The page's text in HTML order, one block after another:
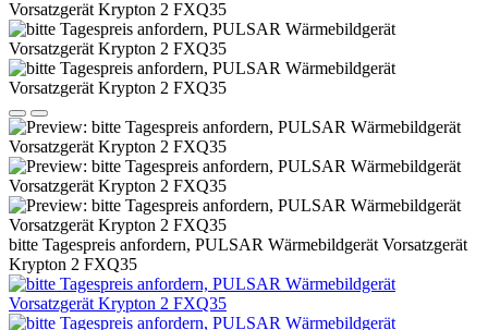
bitte Tagespreis anfordern, PULSAR Wärmebildgerät Vorsatzgerät
Krypton 2 FXQ35